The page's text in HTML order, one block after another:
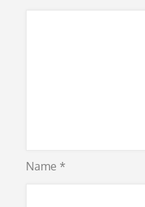
Name *